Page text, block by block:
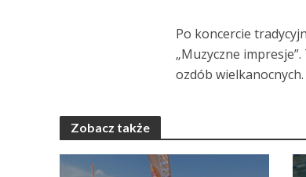
Po koncercie
„Muzyczne
ozdób wielkanocnych.
Zobacz także